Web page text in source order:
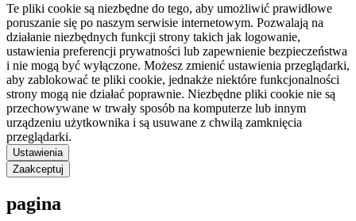
Te pliki cookie są niezbędne do tego, aby umożliwić prawidłowe
poruszanie się po naszym serwisie internetowym. Pozwalają na
działanie niezbędnych funkcji strony takich jak logowanie,
ustawienia preferencji prywatności lub zapewnienie bezpieczeństwa
i nie mogą być wyłączone. Możesz zmienić ustawienia przeglądarki,
aby zablokować te pliki cookie, jednakże niektóre funkcjonalności
strony mogą nie działać poprawnie. Niezbędne pliki cookie nie są
przechowywane w trwały sposób na komputerze lub innym
urządzeniu użytkownika i są usuwane z chwilą zamknięcia
przeglądarki.
Ustawienia
Zaakceptuj
pagina